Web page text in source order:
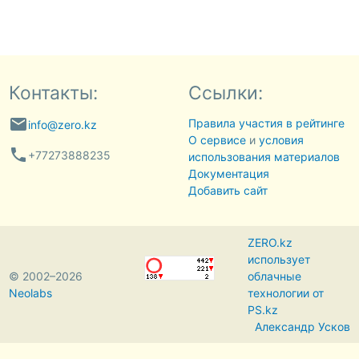
Контакты:
emailinfo@zero.kz
phone +77273888235
Ссылки:
Правила участия в рейтинге
О сервисеи условия
использования материалов
Документация
Добавить сайт
© 2002–2026
Neolabs
ZERO.kz
использует
облачные
технологии от
PS.kz
Александр Усков